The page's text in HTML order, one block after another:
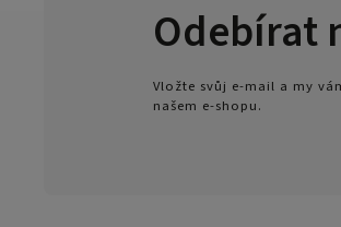
Odebírat
Vložte svůj e-mail a my
našem e-shopu.